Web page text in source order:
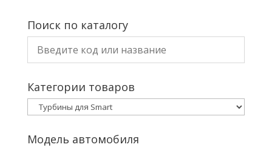
Поиск по каталогу
Категории товаров
Модель автомобиля